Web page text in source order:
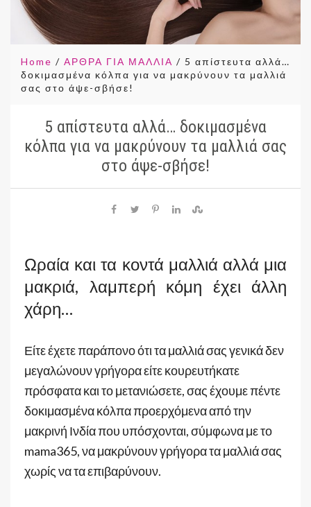
Home / ΑΡΘΡΑ ΓΙΑ ΜΑΛΛΙΑ / 5 απίστευτα αλλά…
δοκιμασμένα κόλπα για να μακρύνουν τα μαλλιά
σας στο άψε-σβήσε!
5 απίστευτα αλλά… δοκιμασμένα
κόλπα για να μακρύνουν τα μαλλιά σας
στο άψε-σβήσε!
Ωραία και τα κοντά μαλλιά αλλά μια
μακριά, λαμπερή κόμη έχει άλλη
χάρη…
Είτε έχετε παράπονο ότι τα μαλλιά σας γενικά δεν
μεγαλώνουν γρήγορα είτε κουρευτήκατε
πρόσφατα και το μετανιώσετε, σας έχουμε πέντε
δοκιμασμένα κόλπα προερχόμενα από την
μακρινή Ινδία που υπόσχονται, σύμφωνα με το
mama365, να μακρύνουν γρήγορα τα μαλλιά σας
χωρίς να τα επιβαρύνουν.